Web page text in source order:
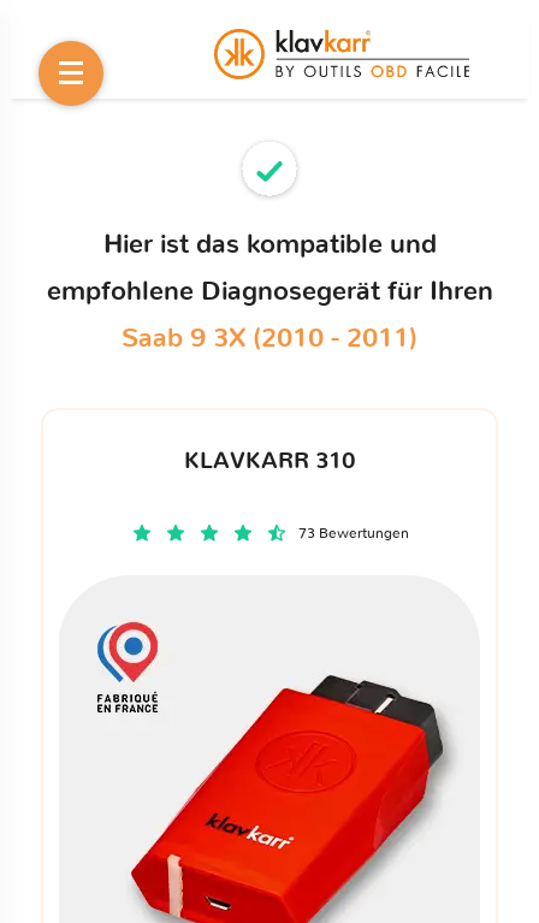
Hier ist das kompatible und
empfohlene Diagnosegerät für Ihren
Saab 9 3X (2010 - 2011)
KLAVKARR 310
73 Bewertungen